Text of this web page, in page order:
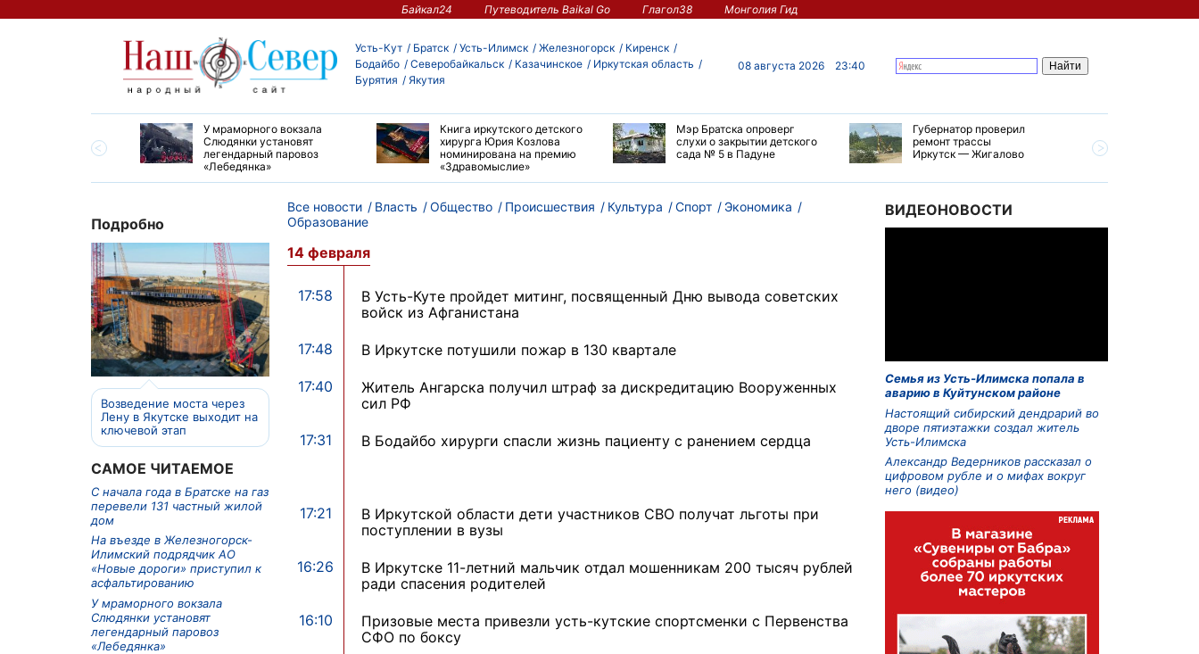
Байкал24 Путеводитель Baikal Go Глагол38 Монголия Гид
Усть-Кут Братск Усть-Илимск Железногорск
Киренск
Бодайбо
Северобайкальск Казачинское
Иркутская область
Бурятия
Якутия
08 августа 2026 23:40
У мраморного вокзала
Слюдянки установят
легендарный паровоз
«Лебедянка»
Книга иркутского детского
хирурга Юрия Козлова
номинирована на премию
«Здравомыслие»
Мэр Братска опроверг
слухи о закрытии детского
сада № 5 в Падуне
Губернатор проверил
ремонт трассы
Иркутск — Жигалово
Подробно
Возведение моста через
Лену в Якутске выходит на
ключевой этап
САМОЕ ЧИТАЕМОЕ
С начала года в Братске на газ
перевели 131 частный жилой
дом
На въезде в Железногорск-
Илимский подрядчик АО
«Новые дороги» приступил к
асфальтированию
У мраморного вокзала
Слюдянки установят
легендарный паровоз
«Лебедянка»
Все новости Власть Общество Происшествия Культура Спорт
Экономика
Образование
14 февраля
17:58
В Усть-Куте пройдет митинг, посвященный Дню вывода советских
войск из Афганистана
17:48 В Иркутске потушили пожар в 130 квартале
17:40
Житель Ангарска получил штраф за дискредитацию Вооруженных
сил РФ
17:31 В Бодайбо хирурги спасли жизнь пациенту с ранением сердца
17:21
В Иркутской области дети участников СВО получат льготы при
поступлении в вузы
16:26
В Иркутске 11-летний мальчик отдал мошенникам 200 тысяч рублей
ради спасения родителей
16:10
Призовые места привезли усть-кутские спортсменки с Первенства
СФО по боксу
ВИДЕОНОВОСТИ
Семья из Усть-Илимска попала в
аварию в Куйтунском районе
Настоящий сибирский дендрарий во
дворе пятиэтажки создал житель
Усть-Илимска
Александр Ведерников рассказал о
цифровом рубле и о мифах вокруг
него (видео)